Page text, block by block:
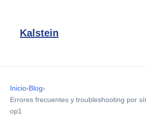
Kalstein
Inicio›Blog›
Errores frecuentes y troubleshooting por
op1